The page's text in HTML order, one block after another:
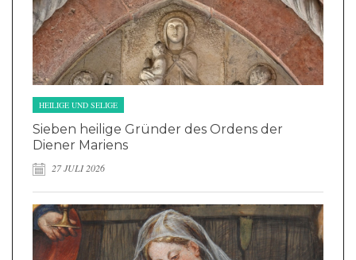
HEILIGE UND SELIGE
Sieben heilige Gründer des Ordens der
Diener Mariens
27 JULI 2026